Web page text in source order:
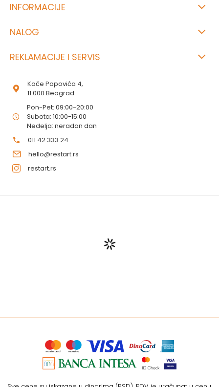
INFORMACIJE
NALOG
REKLAMACIJE I SERVIS
Koče Popovića 4,
11 000 Beograd
Pon-Pet: 09:00-20:00
Subota: 10:00-15:00
Nedelja: neradan dan
011 42 333 24
hello@restart.rs
restart.rs